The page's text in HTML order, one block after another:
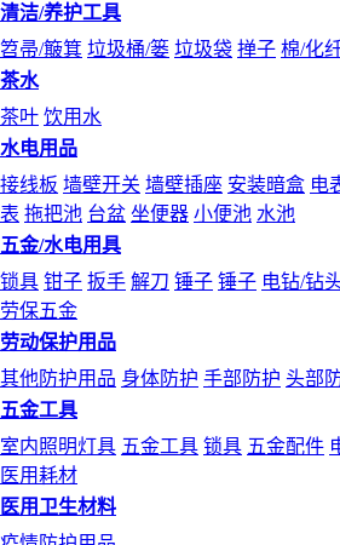
清洁/养护工具
笤帚/簸箕 垃圾桶/篓 垃圾袋 掸子 棉/化
茶水
茶叶 饮用水
水电用品
接线板 墙壁开关 墙壁插座 安装暗盒 电
表 拖把池 台盆 坐便器 小便池 水池
五金/水电用具
锁具 钳子 扳手 解刀 锤子 锤子 电钻/钻
劳保五金
劳动保护用品
其他防护用品 身体防护 手部防护 头部
五金工具
室内照明灯具 五金工具 锁具 五金配件
医用耗材
医用卫生材料